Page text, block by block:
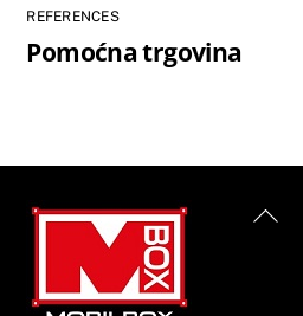
REFERENCES
Pomoćna trgovina
Back